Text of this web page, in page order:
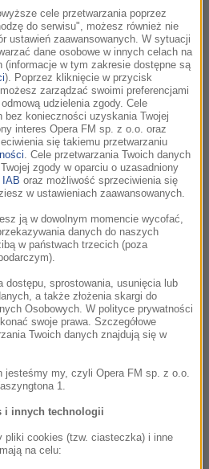
Pierwszy pełnometrażowy film
głównej powstał w 1962 roku. W
Mości wcielił się wówczas Sean
minęło ponad 50 lat, a znakiem
stały się słynne piosenki, które
muzyki rozrywkowej, m.in.:
Jack White i Alicia Keys, Duran
The Wings, Adele. Na inaugurację
symfonicznej zabrzmią
Diamonds Are Forever, Live and
Live Twice, Nobody Does It
From Russia With Love oraz
autorstwa m.in. Davida
Monty’ego Normana i Paula
poprowadzi uwielbiany
hiszpański kompozytor i
powstaje we współpracy z
Filmowej Fimucité. W tym
wezmą popularni artyści
Borzym, a także młodzi i
cele przetwarzania poprzez
do serwisu", możesz również nie
ustawień zaawansowanych. W sytuacji
dane osobowe w innych celach na
(informacje w tym zakresie dostępne są
). Poprzez kliknięcie w przycisk
zarządzać swoimi preferencjami
udzielenia zgody. Cele
bez konieczności uzyskania Twojej
interes Opera FM sp. z o.o. oraz
się takiemu przetwarzaniu
. Cele przetwarzania Twoich danych
zgody w oparciu o uzasadniony
IAB oraz możliwość sprzeciwienia się
w ustawieniach zaawansowanych.
ją w dowolnym momencie wycofać,
danych do naszych
w państwach trzecich (poza
dostępu, sprostowania, usunięcia lub
a także złożenia skargi do
Osobowych. W polityce prywatności
swoje prawa. Szczegółowe
Twoich danych znajdują się w
jesteśmy my, czyli Opera FM sp. z o.o.
1.
i innych technologii
pliki cookies (tzw. ciasteczka) i inne
na celu: